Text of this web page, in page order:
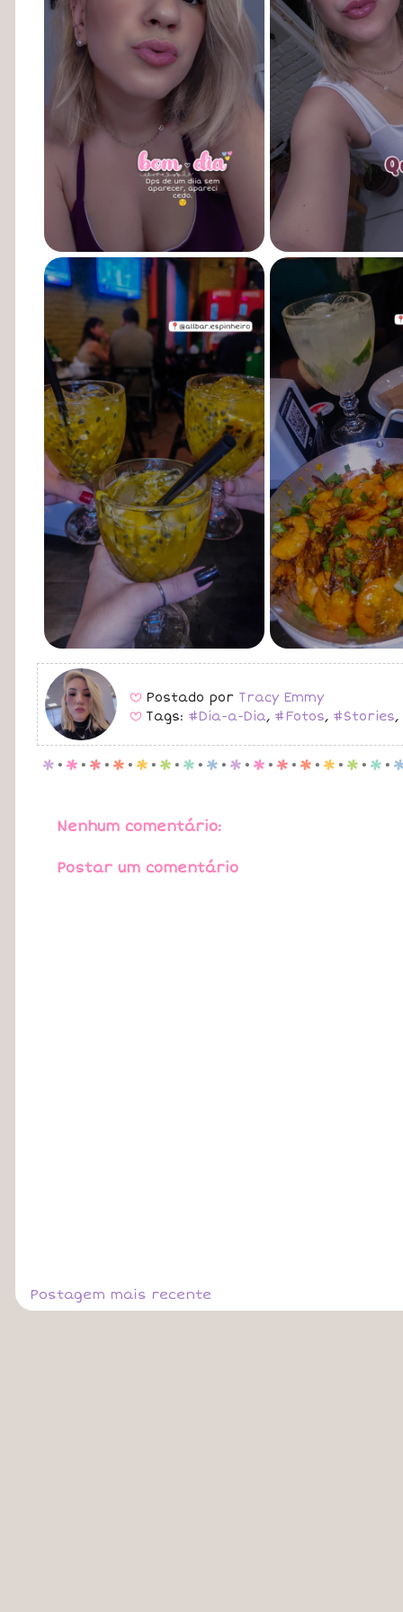
B Postado por Tracy Emmy
B Tags: #Dia-a-Dia, #Fotos, #Stories,
p . p . p . p . p . p . p . p . p . p . p . p . p . p . p .
Nenhum comentário:
Postar um comentário
Postagem mais recente